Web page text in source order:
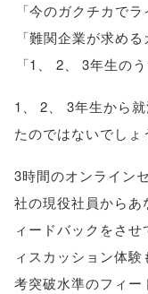
「今のガクチカで
「難関企業が求め
「1 、 2、 3年生の
1 、 2、
3年生から
たのではないでしょ
3時間のオンライン
社の現役社員からあ
ィードバックをさ
ィスカッション体験
考突破水準のフィー